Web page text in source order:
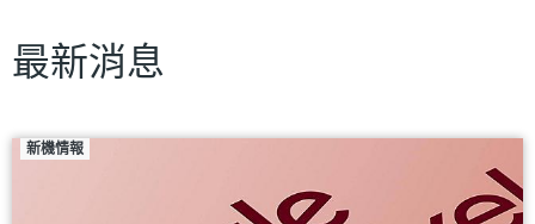
最新消息
新機情報